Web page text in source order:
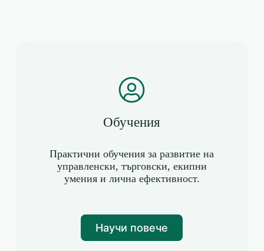
Обучения
Практични обучения за развитие на
управленски, търговски, екипни
умения и лична ефективност.
Научи повече